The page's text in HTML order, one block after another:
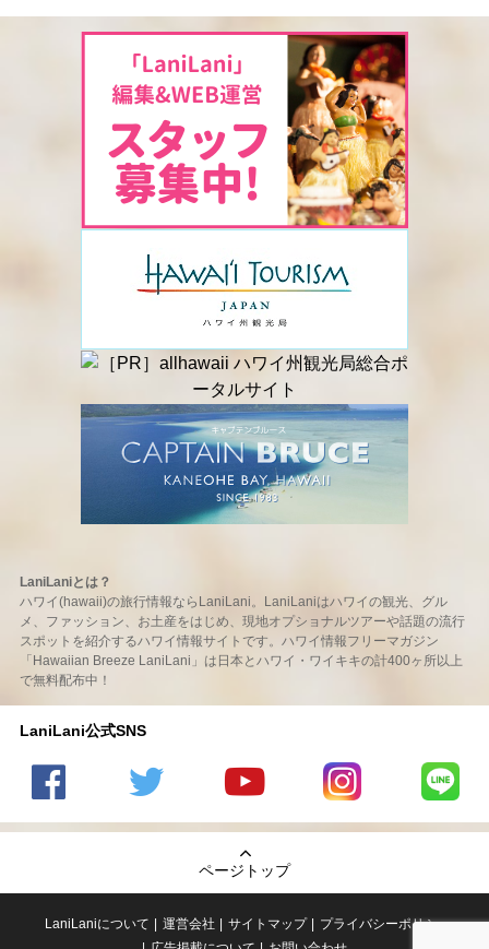
LaniLaniとは？
ハワイ(hawaii)の旅行情報ならLaniLani。LaniLaniはハワイの観光、グル
メ、ファッション、お土産をはじめ、現地オプショナルツアーや話題の流行
スポットを紹介するハワイ情報サイトです。ハワイ情報フリーマガジン
「Hawaiian Breeze LaniLani」は日本とハワイ・ワイキキの計400ヶ所以上
で無料配布中！
LaniLani公式SNS
の
のtwitter
の
Youtube
チャンネ
ページトップ
LaniLaniについて 運営会社 サイトマップ
プライバシーポリシー